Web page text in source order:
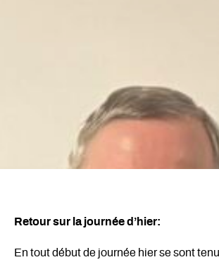
Retour sur la journée d’hier:
En tout début de journée hier se sont